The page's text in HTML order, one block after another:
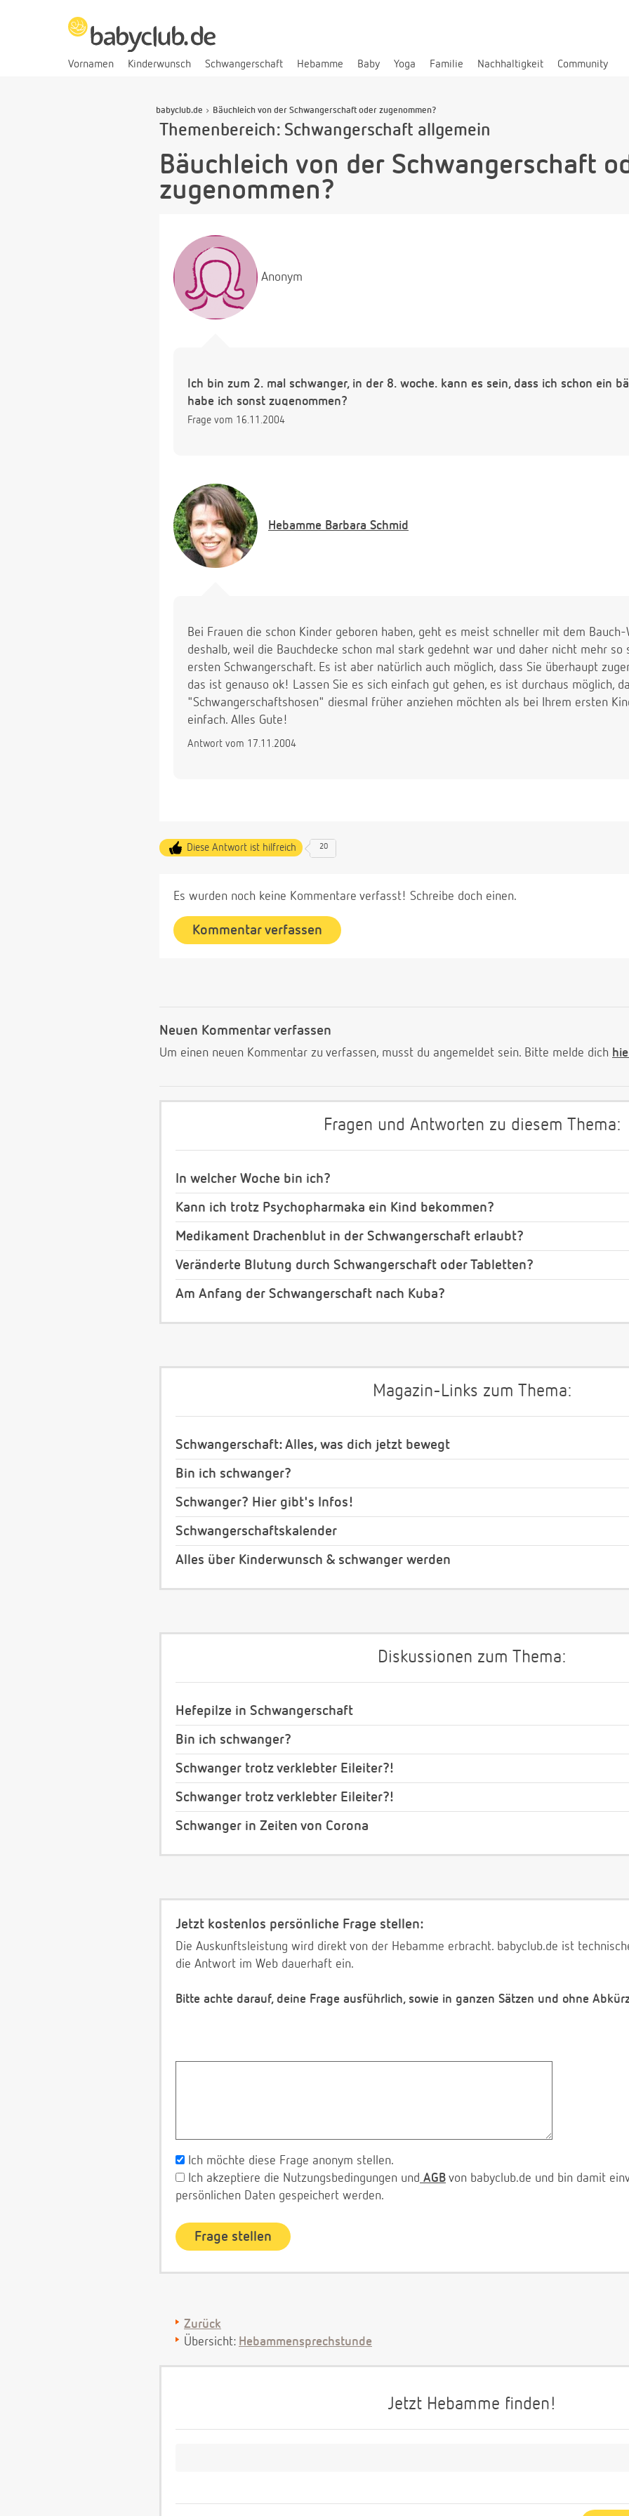
Vornamen Kinderwunsch Schwangerschaft Hebamme Baby Yoga Familie Nachhaltigkeit Community
babyclub.de Bäuchleich von der Schwangerschaft oder zugenommen?
Themenbereich: Schwangerschaft allgemein
Bäuchleich von der Schwangerschaft
zugenommen?
Anonym
Ich bin zum 2. mal schwanger, in der 8. woche. kann es sein, dass ich schon ein
habe ich sonst zugenommen?
Frage vom 16.11.2004
Hebamme Barbara Schmid
Bei Frauen die schon Kinder geboren haben, geht es meist schneller mit dem Bauch-
deshalb, weil die Bauchdecke schon mal stark gedehnt war und daher nicht mehr
ersten Schwangerschaft. Es ist aber natürlich auch möglich, dass Sie überhaupt
das ist genauso ok! Lassen Sie es sich einfach gut gehen, es ist durchaus möglich,
"Schwangerschaftshosen" diesmal früher anziehen möchten als bei Ihrem ersten
einfach. Alles Gute!
Antwort vom 17.11.2004
Diese Antwort ist hilfreich 20
Es wurden noch keine Kommentare verfasst! Schreibe doch einen.
Kommentar verfassen
Neuen Kommentar verfassen
Um einen neuen Kommentar zu verfassen, musst du angemeldet sein. Bitte melde dich
Fragen und Antworten zu diesem Thema:
In welcher Woche bin ich?
Kann ich trotz Psychopharmaka ein Kind bekommen?
Medikament Drachenblut in der Schwangerschaft erlaubt?
Veränderte Blutung durch Schwangerschaft oder Tabletten?
Am Anfang der Schwangerschaft nach Kuba?
Magazin-Links zum Thema:
Schwangerschaft: Alles, was dich jetzt bewegt
Bin ich schwanger?
Schwanger? Hier gibt's Infos!
Schwangerschaftskalender
Alles über Kinderwunsch & schwanger werden
Diskussionen zum Thema:
Hefepilze in Schwangerschaft
Bin ich schwanger?
Schwanger trotz verklebter Eileiter?!
Schwanger trotz verklebter Eileiter?!
Schwanger in Zeiten von Corona
Jetzt kostenlos persönliche Frage stellen:
Die Auskunftsleistung wird direkt von der Hebamme erbracht. babyclub.de ist
die Antwort im Web dauerhaft ein.
Bitte achte darauf, deine Frage ausführlich, sowie in ganzen Sätzen und ohne
Ich möchte diese Frage anonym stellen.
Ich akzeptiere die Nutzungsbedingungen und AGB von babyclub.de und bin damit
persönlichen Daten gespeichert werden.
Zurück
Übersicht: Hebammensprechstunde
Jetzt Hebamme finden!